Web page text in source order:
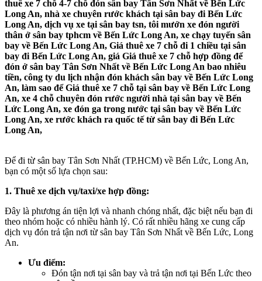
thuê xe 7 chỗ 4-7 chỗ đón sân bay Tân Sơn Nhất về Bến Lức
Long An, nhà xe chuyên rước khách tại sân bay đi Bến Lức
Long An, dịch vụ xe tại sân bay tsn, tôi mướn xe đón người
thân ở sân bay tphcm về Bến Lức Long An, xe chạy tuyến sân
bay về Bến Lức Long An, Giá thuê xe 7 chỗ đi 1 chiều tại sân
bay đi Bến Lức Long An, giá Giá thuê xe 7 chỗ hợp đồng để
đón ở sân bay Tân Sơn Nhất về Bến Lức Long An bao nhiêu
tiền, công ty du lịch nhận đón khách sân bay về Bến Lức Long
An, làm sao để Giá thuê xe 7 chỗ tại sân bay về Bến Lức Long
An, xe 4 chỗ chuyên đón rước người nhà tại sân bay về Bến
Lức Long An, xe đón ga trong nước tại sân bay về Bến Lức
Long An, xe rước khách ra quốc tế từ sân bay đi Bến Lức
Long An,
Để đi từ sân bay Tân Sơn Nhất (TP.HCM) về Bến Lức, Long An,
bạn có một số lựa chọn sau:
1. Thuê xe dịch vụ/taxi/xe hợp đồng:
Đây là phương án tiện lợi và nhanh chóng nhất, đặc biệt nếu bạn đi
theo nhóm hoặc có nhiều hành lý. Có rất nhiều hãng xe cung cấp
dịch vụ đón trả tận nơi từ sân bay Tân Sơn Nhất về Bến Lức, Long
An.
Ưu điểm:
Đón tận nơi tại sân bay và trả tận nơi tại Bến Lức theo